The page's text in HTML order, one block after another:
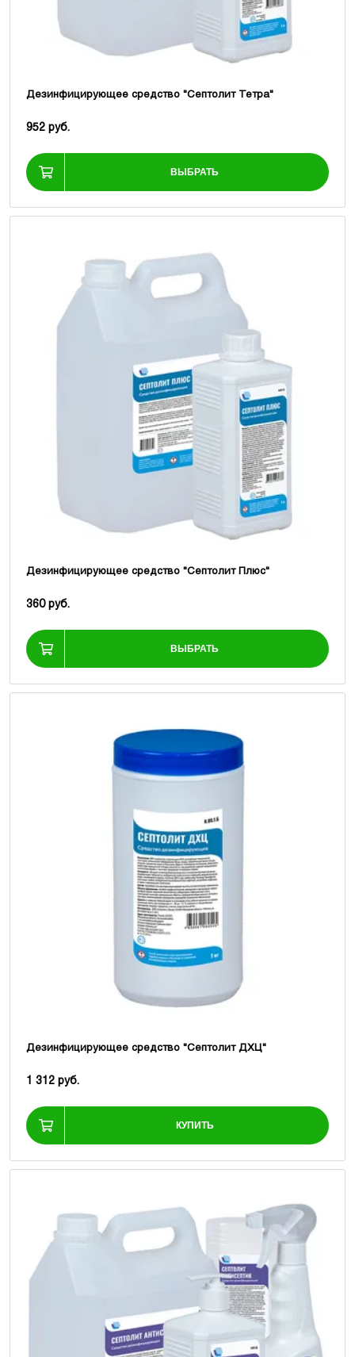
Дезинфицирующее средство "Септолит Тетра"
952 руб.
ВЫБРАТЬ
Дезинфицирующее средство "Септолит Плюс"
360 руб.
ВЫБРАТЬ
Дезинфицирующее средство "Септолит ДХЦ"
1 312 руб.
КУПИТЬ